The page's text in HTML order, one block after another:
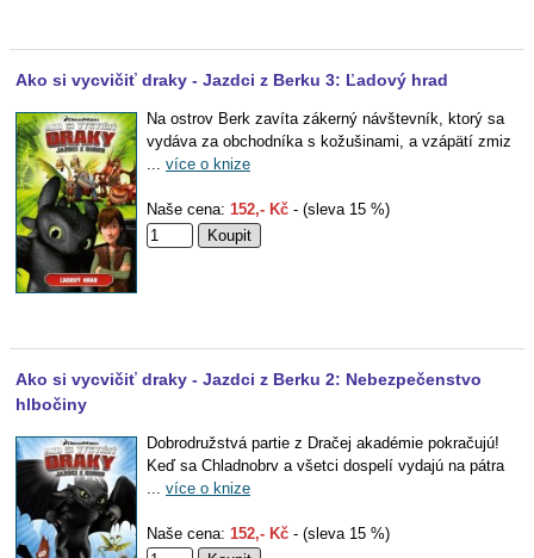
Ako si vycvičiť draky - Jazdci z Berku 3: Ľadový hrad
Na ostrov Berk zavíta zákerný návštevník, ktorý sa
vydáva za obchodníka s kožušinami, a vzápätí zmiz
... více o knize
Naše cena: 152,- Kč - (sleva 15 %)
Ako si vycvičiť draky - Jazdci z Berku 2: Nebezpečenstvo
hlbočiny
Dobrodružstvá partie z Dračej akadémie pokračujú!
Keď sa Chladnobrv a všetci dospelí vydajú na pátra
... více o knize
Naše cena: 152,- Kč - (sleva 15 %)